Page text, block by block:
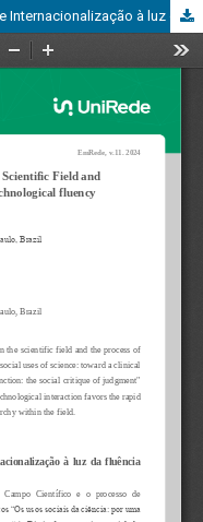
A inter-relação entre Campo Científico e Internacionalização à luz da fluência tecnológica